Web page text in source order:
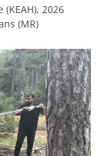
(KEAH), 2026
(MR)